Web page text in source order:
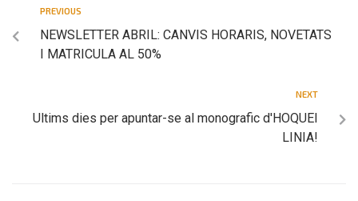
PREVIOUS
NEWSLETTER ABRIL: CANVIS HORARIS, NOVETATS
I MATRICULA AL 50%
NEXT
Ultims dies per apuntar-se al monografic d'HOQUEI
LINIA!